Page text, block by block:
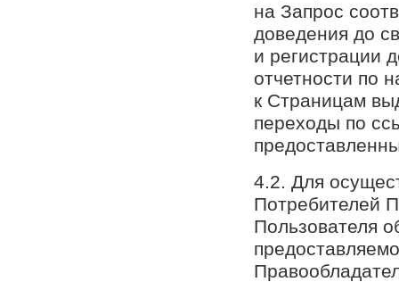
на Запрос
доведения до
и регистрации
отчетности по
к Страницам
переходы по
4.2. Для
Потребителей
Пользователя